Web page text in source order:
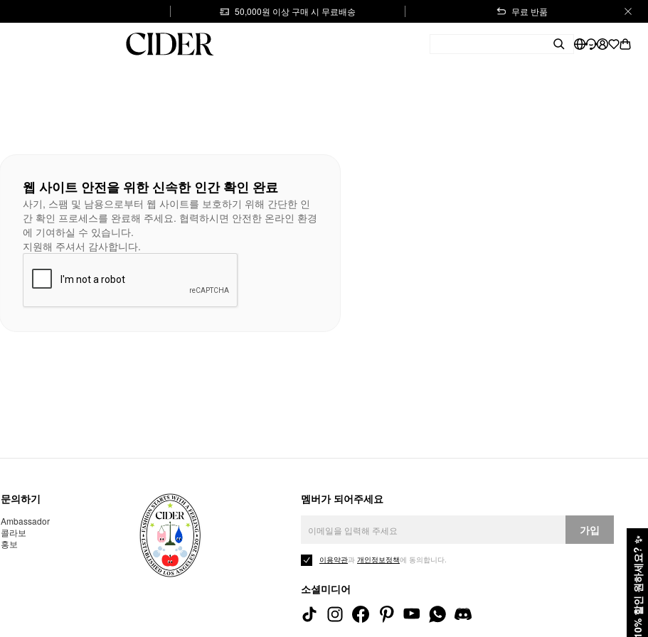
50,000원 이상 구매 시 무료배송 무료 반품
10% 할인 원하세요?
✨
웹 사이트 안전을 위한 신속한 인간 확인 완료
사기, 스팸 및 남용으로부터 웹 사이트를 보호하기 위해 간단한 인
간 확인 프로세스를 완료해 주세요. 협력하시면 안전한 온라인 환경
에 기여하실 수 있습니다.
지원해 주셔서 감사합니다.
문의하기
Ambassador
콜라보
홍보
멤버가 되어주세요
가입
이용약관과 개인정보정책에 동의합니다.
소셜미디어